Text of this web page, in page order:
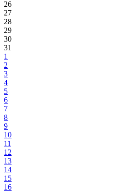
26
27
28
29
30
31
1
2
3
4
5
6
7
8
9
10
11
12
13
14
15
16